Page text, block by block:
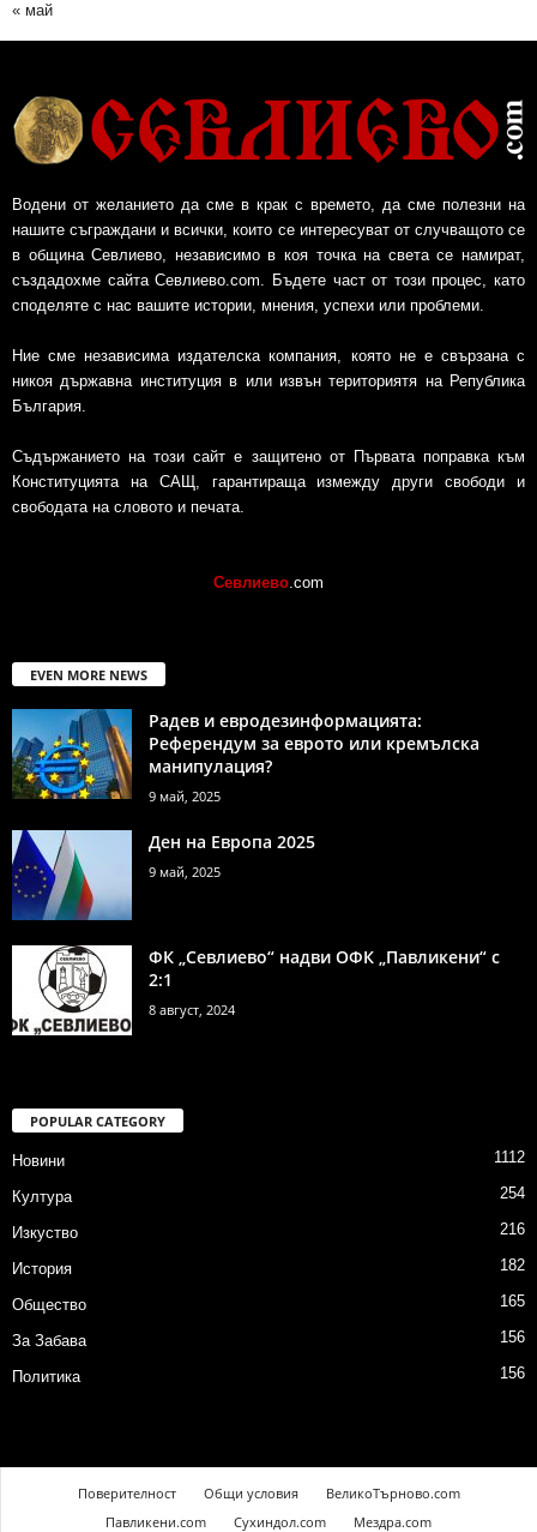
« май
Водени от желанието да сме в крак с времето, да сме полезни на
нашите съграждани и всички, които се интересуват от случващото се
в община Севлиево, независимо в коя точка на света се намират,
създадохме сайта Севлиево.com. Бъдете част от този процес, като
споделяте с нас вашите истории, мнения, успехи или проблеми.
Ние сме независима издателска компания, която не е свързана с
никоя държавна институция в или извън териториятя на Република
България.
Съдържанието на този сайт е защитено от Първата поправка към
Конституцията на САЩ, гарантираща измежду други свободи и
свободата на словото и печата.
Севлиево.com
EVEN MORE NEWS
Радев и евродезинформацията:
Референдум за еврото или кремълска
манипулация?
9 май, 2025
Ден на Европа 2025
9 май, 2025
ФК „Севлиево“ надви ОФК „Павликени“ с
2:1
8 август, 2024
POPULAR CATEGORY
Новини 1112
Култура 254
Изкуство 216
История 182
Общество 165
За Забава 156
Политика 156
Поверителност Общи условия
ВеликоТърново.com
Павликени.com
Сухиндол.com Мездра.com